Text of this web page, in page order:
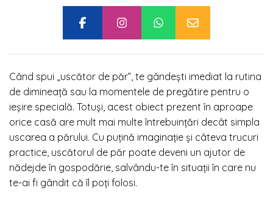
Când spui „uscător de păr”, te gândești imediat la rutina
de dimineață sau la momentele de pregătire pentru o
ieșire specială. Totuși, acest obiect prezent în aproape
orice casă are mult mai multe întrebuințări decât simpla
uscarea a părului. Cu puțină imaginație și câteva trucuri
practice, uscătorul de păr poate deveni un ajutor de
nădejde în gospodărie, salvându-te în situații în care nu
te-ai fi gândit că îl poți folosi.